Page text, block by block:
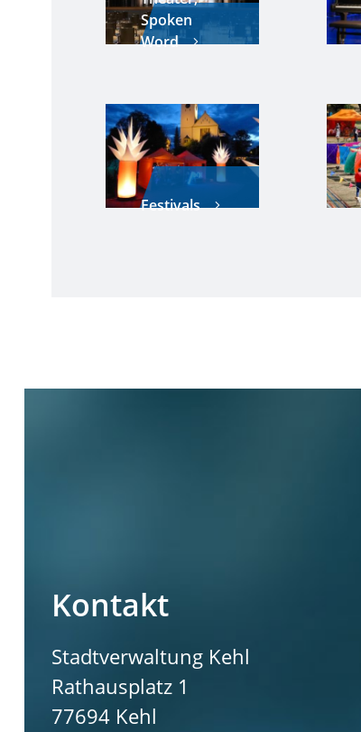
Spoken
Word
Festivals
Kontakt
Stadtverwaltung Kehl
Rathausplatz 1
77694 Kehl